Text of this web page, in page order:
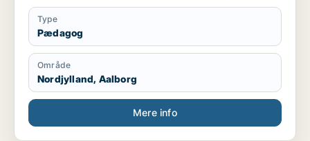
bidrage til et trygt og udviklende miljø for børnene.
Type
Pædagog
Område
Nordjylland, Aalborg
Mere info